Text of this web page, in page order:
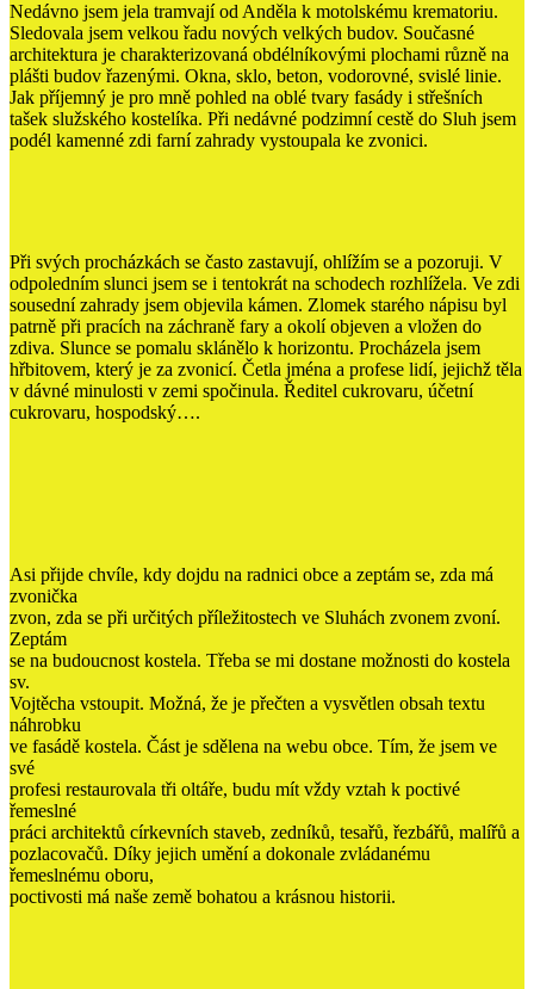
Nedávno jsem jela tramvají od Anděla k motolskému krematoriu.
Sledovala jsem velkou řadu nových velkých budov. Současné
architektura je charakterizovaná obdélníkovými plochami různě na
plášti budov řazenými. Okna, sklo, beton, vodorovné, svislé linie.
Jak příjemný je pro mně pohled na oblé tvary fasády i střešních
tašek služského kostelíka. Při nedávné podzimní cestě do Sluh jsem
podél kamenné zdi farní zahrady vystoupala ke zvonici.
Při svých procházkách se často zastavují, ohlížím se a pozoruji. V
odpoledním slunci jsem se i tentokrát na schodech rozhlížela. Ve zdi
sousední zahrady jsem objevila kámen. Zlomek starého nápisu byl
patrně při pracích na záchraně fary a okolí objeven a vložen do
zdiva. Slunce se pomalu sklánělo k horizontu. Procházela jsem
hřbitovem, který je za zvonicí. Četla jména a profese lidí, jejichž těla
v dávné minulosti v zemi spočinula. Ředitel cukrovaru, účetní
cukrovaru, hospodský….
Asi přijde chvíle, kdy dojdu na radnici obce a zeptám se, zda má
zvonička
zvon, zda se při určitých příležitostech ve Sluhách zvonem zvoní.
Zeptám
se na budoucnost kostela. Třeba se mi dostane možnosti do kostela
sv.
Vojtěcha vstoupit. Možná, že je přečten a vysvětlen obsah textu
náhrobku
ve fasádě kostela. Část je sdělena na webu obce. Tím, že jsem ve
své
profesi restaurovala tři oltáře, budu mít vždy vztah k poctivé
řemeslné
práci architektů církevních staveb, zedníků, tesařů, řezbářů, malířů a
pozlacovačů. Díky jejich umění a dokonale zvládanému
řemeslnému oboru,
poctivosti má naše země bohatou a krásnou historii.